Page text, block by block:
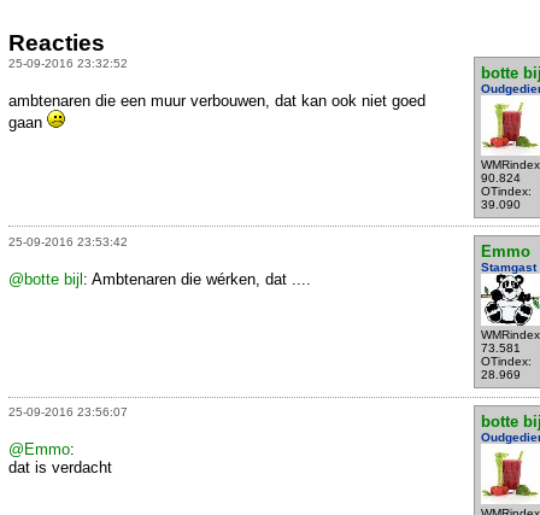
Reacties
25-09-2016 23:32:52
botte
90.824
OTindex:
39.090
ambtenaren die een muur verbouwen, dat kan ook niet goed
gaan
25-09-2016 23:53:42
Emmo
Stamgast
73.581
OTindex:
28.969
@botte bijl : Ambtenaren die wérken, dat ....
25-09-2016 23:56:07
botte
@Emmo:
dat is verdacht